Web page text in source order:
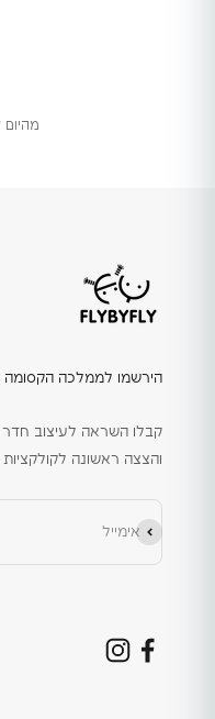
מהיום
הירשמו לממלכה הקסומה
קבלו השראה לעיצוב חדר
והצצה ראשונה
אימייל
הירשם כמנוי